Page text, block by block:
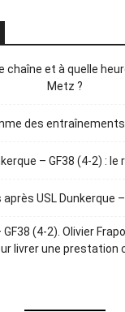
chaîne et à quelle
Metz ?
des
– GF38 (4-2) : le
USL Dunkerque
(4-2). Olivier
livrer une prestation